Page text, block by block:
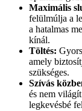
Maximális
felülmúlja a
a hatalmas
kínál.
Töltés:
amely
szükséges.
Szívás
és nem
legkevésbé